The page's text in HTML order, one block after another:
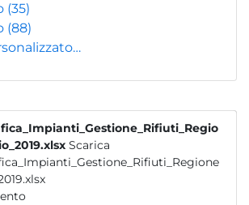
(35)
(88)
Scarica